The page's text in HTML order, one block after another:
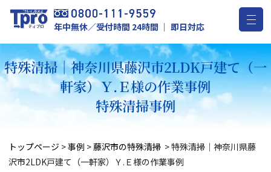
年中無休／受付時間 24時間 ｜ 即日対応
特殊清掃｜神奈川県藤沢市2LDK戸建て（一
軒家）Ｙ.Ｅ様の作業事例
特殊清掃事例
トップページ >事例 >藤沢市の特殊清掃 >特殊清掃｜神奈川県藤
沢市2LDK戸建て（一軒家）Ｙ.Ｅ様の作業事例